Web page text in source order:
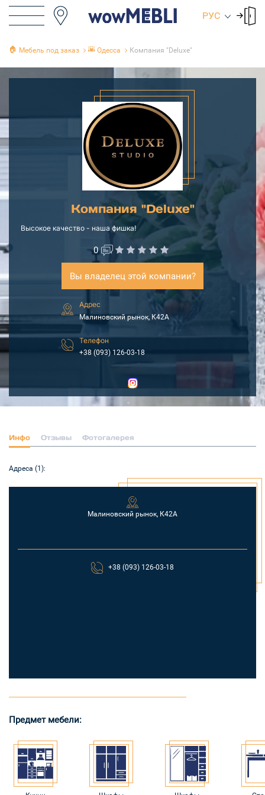
РУС
🏠 Мебель под заказ 🌇 Одесса Компания "Deluxe"
Компания "Deluxe"
Высокое качество - наша фишка!
0
Вы владелец этой компании?
Адрес
Малиновский рынок, К42А
Телефон
+38 (093) 126-03-18
Инфо Отзывы Фотогалерея
Адреса (1):
Малиновский рынок, К42А
+38 (093) 126-03-18
Предмет мебели: